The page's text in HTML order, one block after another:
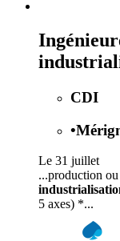
CDI
•
Le 31 juillet
...production
5 axes) *...